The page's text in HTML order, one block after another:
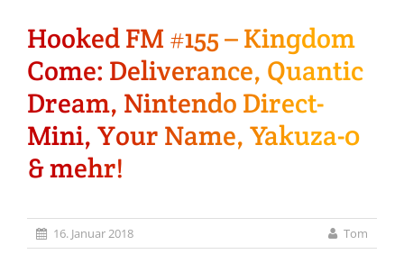
Unterstützt Hooked!
Impressum
Discord
Hooked FM #155 – Kingdom
Come: Deliverance, Quantic
Dream, Nintendo Direct-
Mini, Your Name, Yakuza-0
& mehr!
16. Januar 2018 Tom